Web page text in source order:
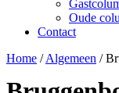
Oude
Contact
Home /Algemeen /